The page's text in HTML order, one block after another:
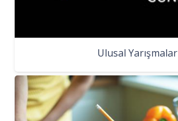
Ulusal Yarışmalar